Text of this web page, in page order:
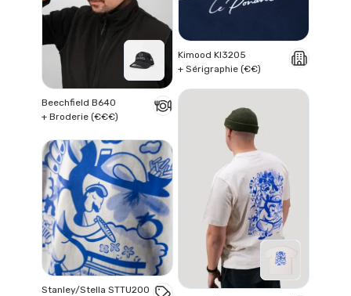
Beechfield B640
+ Broderie (€€€)
Kimood KI3205
+ Sérigraphie (€€)
Stanley/Stella STTU200